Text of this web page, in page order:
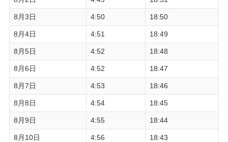
8月3日 4:50 18:50
8月4日 4:51 18:49
8月5日 4:52 18:48
8月6日 4:52 18:47
8月7日 4:53 18:46
8月8日 4:54 18:45
8月9日 4:55 18:44
8月10日 4:56 18:43